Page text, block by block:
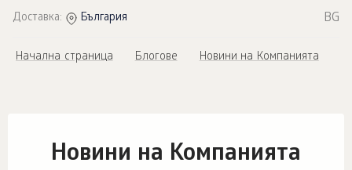
Доставка: България BG
Начална страница Блогове Новини на Компанията
Новини на Компанията